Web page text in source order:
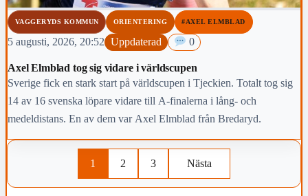
VAGGERYDS KOMMUN ORIENTERING #AXEL ELMBLAD
5 augusti, 2026, 20:52 Uppdaterad 0
Axel Elmblad tog sig vidare i världscupen
Sverige fick en stark start på världscupen i Tjeckien. Totalt tog sig
14 av 16 svenska löpare vidare till A-finalerna i lång- och
medeldistans. En av dem var Axel Elmblad från Bredaryd.
1 2 3 Nästa